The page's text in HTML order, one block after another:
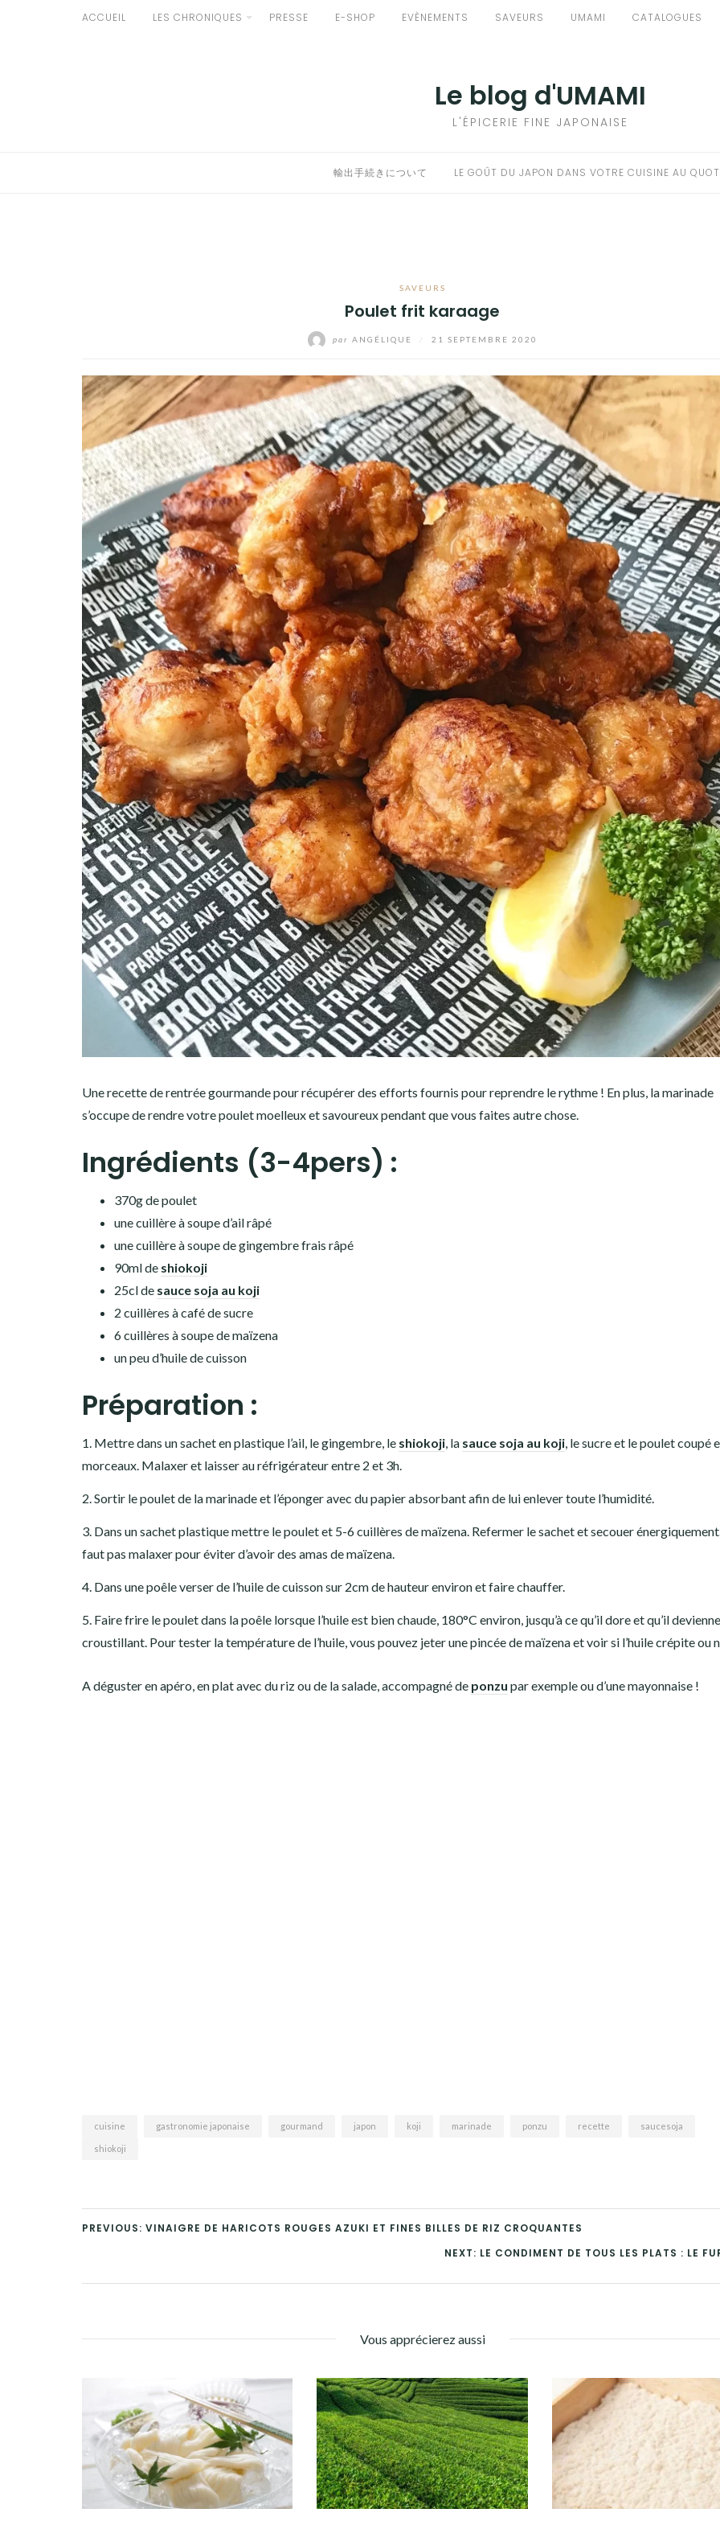
ACCUEIL
LES CHRONIQUES
PRESSE E-SHOP EVÈNEMENTS SAVEURS UMAMI CATALOGUES
Le blog d'UMAMI
L'ÉPICERIE FINE JAPONAISE
輸出手続きについて LE GOÛT DU JAPON DANS VOTRE CUISINE AU
SAVEURS
Poulet frit karaage
par ANGÉLIQUE 21 SEPTEMBRE 2020
Une recette de rentrée gourmande pour récupérer des efforts fournis pour reprendre le rythme ! En plus, la marinade
s’occupe de rendre votre poulet moelleux et savoureux pendant que vous faites autre chose.
Ingrédients (3-4pers) :
370g de poulet
une cuillère à soupe d’ail râpé
une cuillère à soupe de gingembre frais râpé
90ml de shiokoji
25cl de sauce soja au koji
2 cuillères à café de sucre
6 cuillères à soupe de maïzena
un peu d’huile de cuisson
Préparation :
1. Mettre dans un sachet en plastique l’ail, le gingembre, le shiokoji , la sauce soja au koji , le sucre et le poulet coupé
morceaux. Malaxer et laisser au réfrigérateur entre 2 et 3h.
2. Sortir le poulet de la marinade et l’éponger avec du papier absorbant afin de lui enlever toute l’humidité.
3. Dans un sachet plastique mettre le poulet et 5-6 cuillères de maïzena. Refermer le sachet et secouer
faut pas malaxer pour éviter d’avoir des amas de maïzena.
4. Dans une poêle verser de l’huile de cuisson sur 2cm de hauteur environ et faire chauffer.
5. Faire frire le poulet dans la poêle lorsque l’huile est bien chaude, 180°C environ, jusqu’à ce qu’il dore et qu’il devienne
croustillant. Pour tester la température de l’huile, vous pouvez jeter une pincée de maïzena et voir si l’huile crépite ou
A déguster en apéro, en plat avec du riz ou de la salade, accompagné de ponzu par exemple ou d’une mayonnaise !
cuisine gastronomie japonaise gourmand japon koji marinade ponzu recette saucesoja
shiokoji
PREVIOUS: VINAIGRE DE HARICOTS ROUGES AZUKI ET FINES BILLES DE RIZ CROQUANTES
NEXT: LE CONDIMENT DE TOUS LES PLATS : LE
Vous apprécierez aussi